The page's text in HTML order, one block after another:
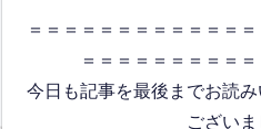
＝＝＝＝＝＝＝＝＝＝＝＝
＝＝＝＝＝＝＝＝＝
今日も記事を最後までお読
ございま